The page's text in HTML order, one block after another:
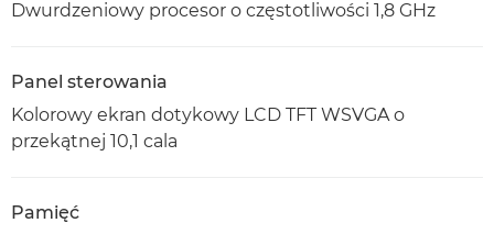
Dwurdzeniowy procesor o częstotliwości 1,8 GHz
Panel sterowania
Kolorowy ekran dotykowy LCD TFT WSVGA o
przekątnej 10,1 cala
Pamięć